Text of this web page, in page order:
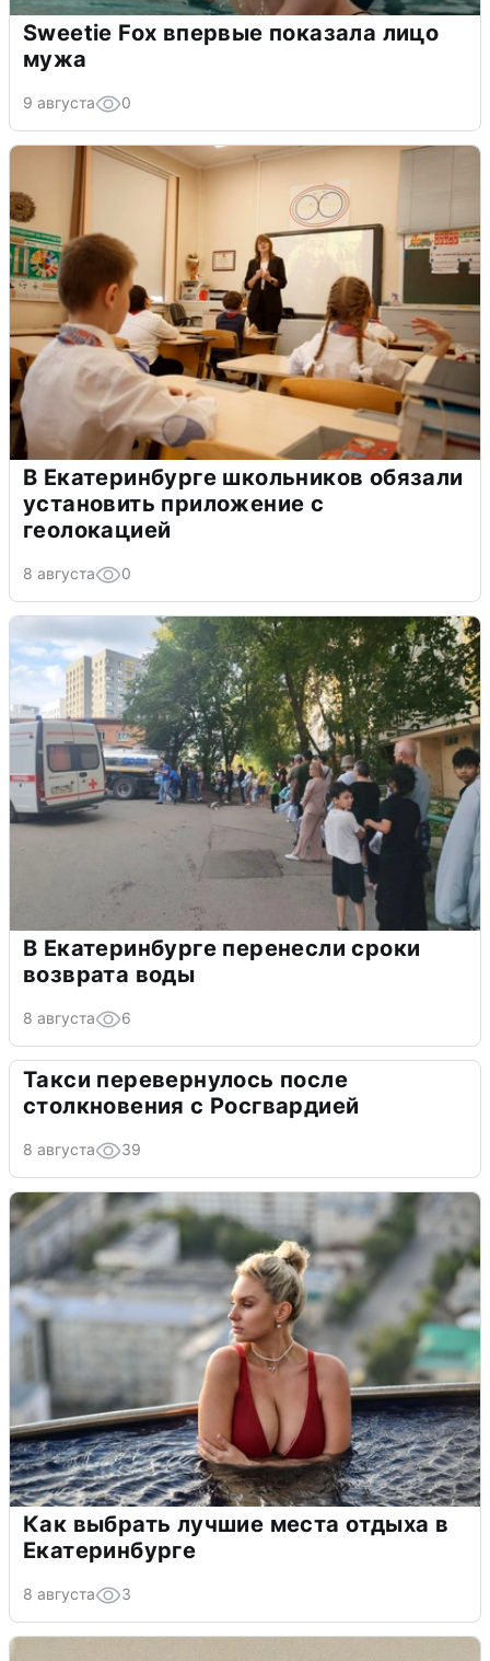
Sweetie Fox впервые показала лицо
мужа
9 августа 0
В Екатеринбурге школьников обязали
установить приложение с
геолокацией
8 августа 0
В Екатеринбурге перенесли сроки
возврата воды
8 августа 6
Такси перевернулось после
столкновения с Росгвардией
8 августа 39
Как выбрать лучшие места отдыха в
Екатеринбурге
8 августа 3